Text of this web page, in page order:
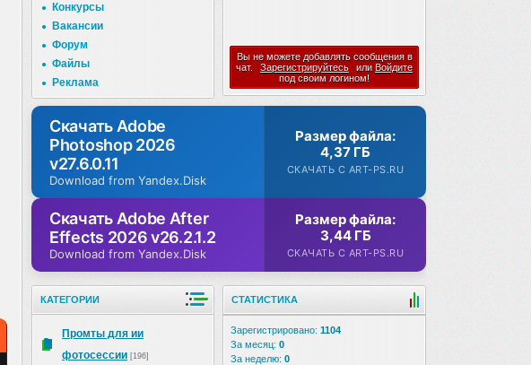
Конкурсы
Вакансии
Форум
Файлы
Реклама
Вы не можете добавлять сообщения в
чат.
Зарегистрируйтесь или Войдите
под своим логином!
Скачать Adobe
Photoshop 2026
v27.6.0.11
Download from Yandex.Disk
Размер файла:
4,37 ГБ
СКАЧАТЬ С ART-PS.RU
Скачать Adobe After
Effects 2026 v26.2.1.2
Download from Yandex.Disk
Размер файла:
3,44 ГБ
СКАЧАТЬ С ART-PS.RU
КАТЕГОРИИ
Промты для ии
фотосессии [196]
СТАТИСТИКА
Зарегистрировано: 1104
За месяц: 0
За неделю: 0